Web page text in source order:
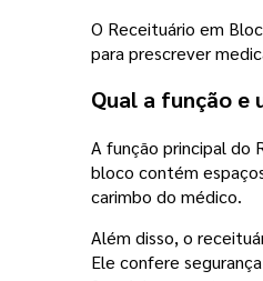
O Receituário em
para prescrever
Qual a função e
A função principal do
bloco contém
carimbo do médico.
Além disso, o
Ele confere